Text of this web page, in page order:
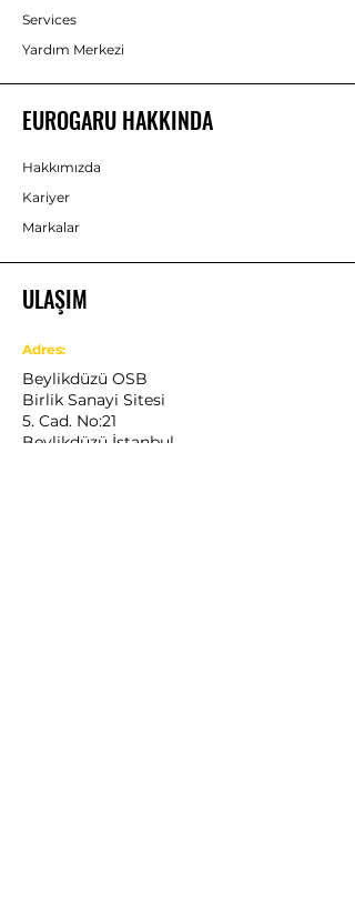
Services
Yardım Merkezi
EUROGARU HAKKINDA
Hakkımızda
Kariyer
Markalar
ULAŞIM
Adres:
Beylikdüzü OSB
Birlik Sanayi Sitesi
5. Cad. No:21
Beylikdüzü İstanbul